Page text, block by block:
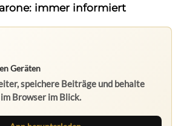
immer informiert
Geräten
speichere Beiträge und behalte
Browser im Blick.